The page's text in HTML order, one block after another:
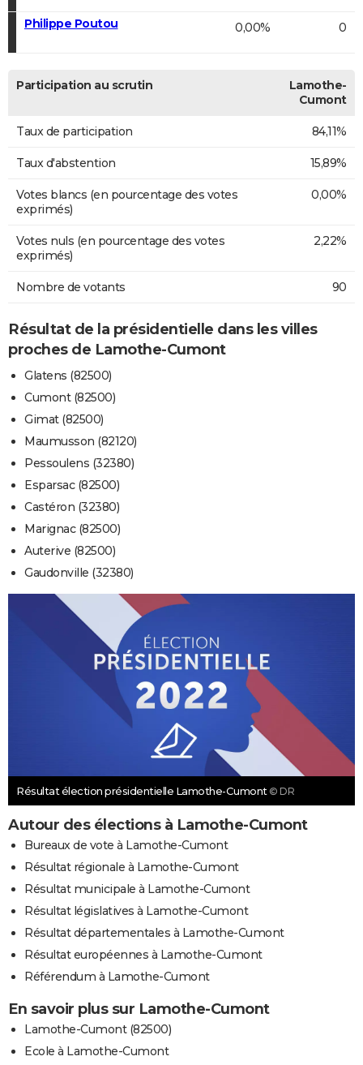
Philippe Poutou 0,00% 0
Participation au scrutin
Lamothe-
Cumont
Taux de participation 84,11%
Taux d'abstention 15,89%
Votes blancs (en pourcentage des votes
exprimés)
0,00%
Votes nuls (en pourcentage des votes
exprimés)
2,22%
Nombre de votants 90
Résultat de la présidentielle dans les villes
proches de Lamothe-Cumont
Glatens (82500)
Cumont (82500)
Gimat (82500)
Maumusson (82120)
Pessoulens (32380)
Esparsac (82500)
Castéron (32380)
Marignac (82500)
Auterive (82500)
Gaudonville (32380)
Résultat élection présidentielle Lamothe-Cumont © DR
Autour des élections à Lamothe-Cumont
Bureaux de vote à Lamothe-Cumont
Résultat régionale à Lamothe-Cumont
Résultat municipale à Lamothe-Cumont
Résultat législatives à Lamothe-Cumont
Résultat départementales à Lamothe-Cumont
Résultat européennes à Lamothe-Cumont
Référendum à Lamothe-Cumont
En savoir plus sur Lamothe-Cumont
Lamothe-Cumont (82500)
Ecole à Lamothe-Cumont